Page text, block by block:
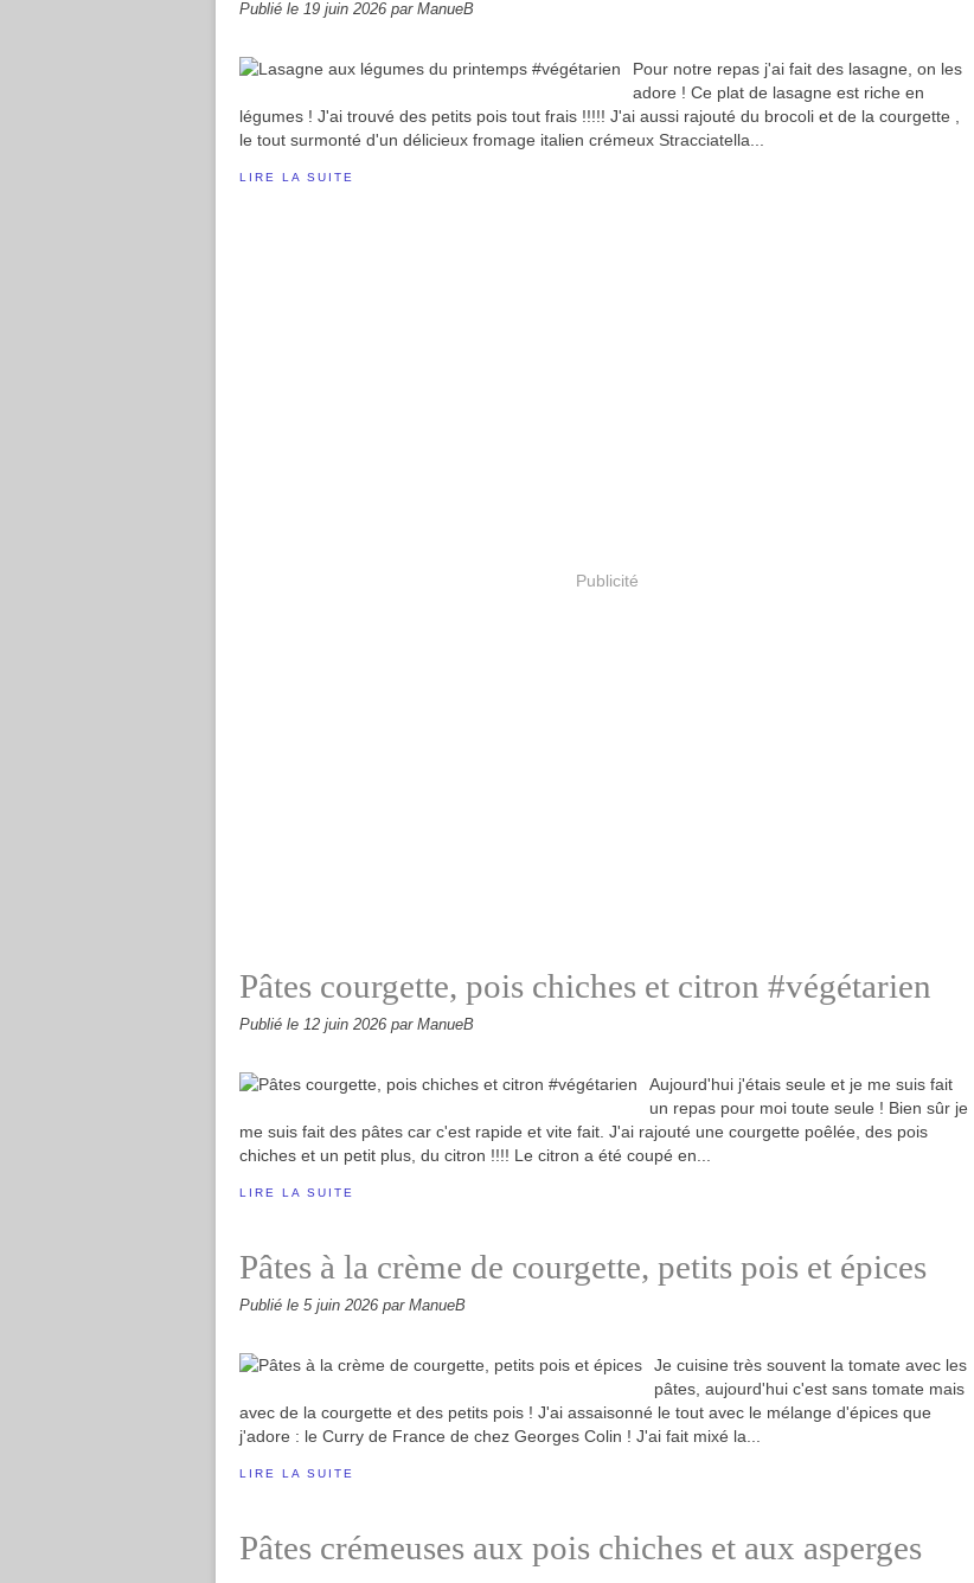
Publié le 19 juin 2026 par ManueB
Pour notre repas j'ai fait des lasagne, on les
adore ! Ce plat de lasagne est riche en
légumes ! J'ai trouvé des petits pois tout frais !!!!! J'ai aussi rajouté du brocoli et de la courgette ,
le tout surmonté d'un délicieux fromage italien crémeux Stracciatella...
LIRE LA SUITE
Publicité
Pâtes courgette, pois chiches et citron #végétarien
Publié le 12 juin 2026 par ManueB
Aujourd'hui j'étais seule et je me suis fait
un repas pour moi toute seule ! Bien sûr je
me suis fait des pâtes car c'est rapide et vite fait. J'ai rajouté une courgette poêlée, des pois
chiches et un petit plus, du citron !!!! Le citron a été coupé en...
LIRE LA SUITE
Pâtes à la crème de courgette, petits pois et épices
Publié le 5 juin 2026 par ManueB
Je cuisine très souvent la tomate avec les
pâtes, aujourd'hui c'est sans tomate mais
avec de la courgette et des petits pois ! J'ai assaisonné le tout avec le mélange d'épices que
j'adore : le Curry de France de chez Georges Colin ! J'ai fait mixé la...
LIRE LA SUITE
Pâtes crémeuses aux pois chiches et aux asperges